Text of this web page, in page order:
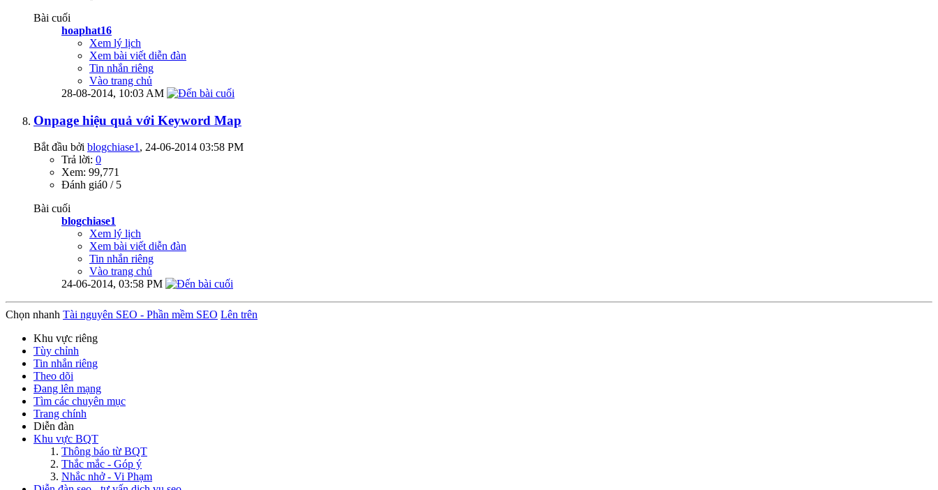
Bài cuối
hoaphat16
Xem lý lịch
Xem bài viết diễn đàn
Tin nhắn riêng
Vào trang chủ
28-08-2014, 10:03 AM
Onpage hiệu quả với Keyword Map
Bắt đầu bởi blogchiase1 ‎, 24-06-2014 03:58 PM
Trả lời: 0
Xem: 99,771
Đánh giá0 / 5
Bài cuối
blogchiase1
Xem lý lịch
Xem bài viết diễn đàn
Tin nhắn riêng
Vào trang chủ
24-06-2014, 03:58 PM
Chọn nhanh Tài nguyên SEO - Phần mềm SEO Lên trên
Khu vực riêng
Tùy chỉnh
Tin nhắn riêng
Theo dõi
Đang lên mạng
Tìm các chuyên mục
Trang chính
Diễn đàn
Khu vực BQT
Thông báo từ BQT
Thắc mắc - Góp ý
Nhắc nhở - Vi Phạm